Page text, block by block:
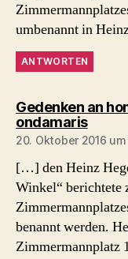
umbenannt in
ANTWORTEN
Gedenken an
ondamarissagt:
20. Oktober 2016 um
[…] den Heinz
Winkel“ berichtete
benannt werden.